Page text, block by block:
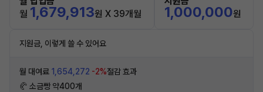
월 1,679,913원 X 39개월 1,000,000원
지원금, 이렇게 쓸 수 있어요
월 대여료 1,654,272 -2%절감 효과
🥐 소금빵 약400개